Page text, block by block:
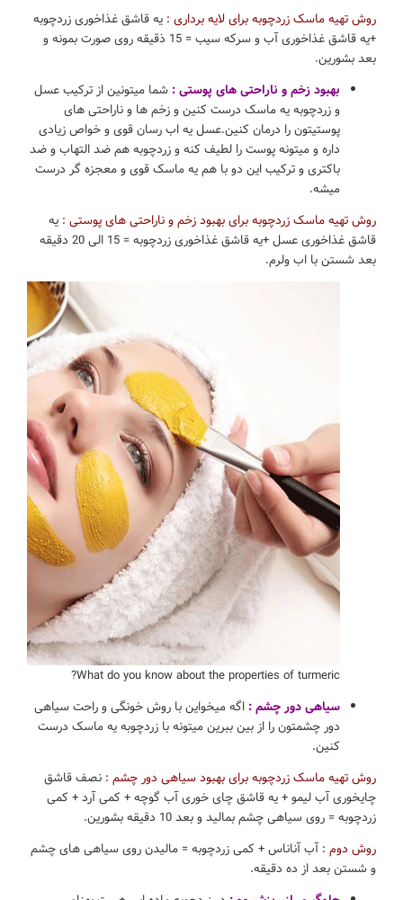
روش تهیه ماسک زردچوبه برای لایه برداری : یه قاشق غذاخوری زردچوبه
+یه قاشق غذاخوری آب و سرکه سیب = 15 ذقیقه روی صورت بمونه و
بعد بشورین.
بهبود زخم و ناراحتی های پوستی : شما میتونین از ترکیب عسل
و زردچوبه یه ماسک درست کنین و زخم ها و ناراحتی های
پوستیتون را درمان کنین.عسل یه اب رسان قوی و خواص زیادی
داره و میتونه پوست را لطیف کنه و زردچوبه هم ضد التهاب و ضد
باکتری و ترکیب این دو با هم یه ماسک قوی و معجزه گر درست
میشه.
روش تهیه ماسک زردچوبه برای بهبود زخم و ناراحتی های پوستی : یه
قاشق غذاخوری عسل +یه قاشق غذاخوری زردچوبه = 15 الی 20 دقیقه
بعد شستن با اب ولرم.
What do you know about the properties of turmeric?
سیاهی دور چشم : اگه میخواین با روش خونگی و راحت سیاهی
دور چشمتون را از بین ببرین میتونه با زردچوبه یه ماسک درست
کنین.
روش تهیه ماسک زردچوبه برای بهبود سیاهی دور چشم : نصف قاشق
چایخوری آب لیمو + یه قاشق چای خوری آب گوچه + کمی آرد + کمی
زردچوبه = روی سیاهی چشم بمالید و بعد 10 دقیقه بشورین.
روش دوم :آب آناناس + کمی زردچوبه = مالیدن روی سیاهی های چشم
و شستن بعد از ده دقیقه.